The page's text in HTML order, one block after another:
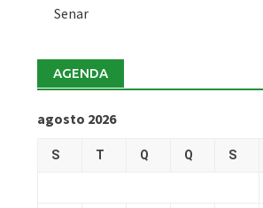
Senar
AGENDA
agosto 2026
S T Q Q S